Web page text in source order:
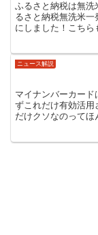
ふるさと納税は無洗
るさと納税無洗米
にしました！こち
クごはんがおすす
ニュース解説
マイナンバーカー
ずこれだけ有効活用
だけクソなのって
運営されてるんだ